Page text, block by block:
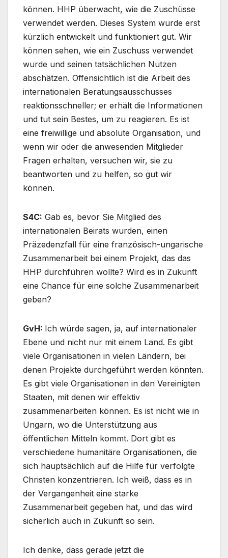
können. HHP überwacht, wie die Zuschüsse
verwendet werden. Dieses System wurde erst
kürzlich entwickelt und funktioniert gut. Wir
können sehen, wie ein Zuschuss verwendet
wurde und seinen tatsächlichen Nutzen
abschätzen. Offensichtlich ist die Arbeit des
internationalen Beratungsausschusses
reaktionsschneller; er erhält die Informationen
und tut sein Bestes, um zu reagieren. Es ist
eine freiwillige und absolute Organisation, und
wenn wir oder die anwesenden Mitglieder
Fragen erhalten, versuchen wir, sie zu
beantworten und zu helfen, so gut wir
können.
S4C: Gab es, bevor Sie Mitglied des
internationalen Beirats wurden, einen
Präzedenzfall für eine französisch-ungarische
Zusammenarbeit bei einem Projekt, das das
HHP durchführen wollte? Wird es in Zukunft
eine Chance für eine solche Zusammenarbeit
geben?
GvH: Ich würde sagen, ja, auf internationaler
Ebene und nicht nur mit einem Land. Es gibt
viele Organisationen in vielen Ländern, bei
denen Projekte durchgeführt werden könnten.
Es gibt viele Organisationen in den Vereinigten
Staaten, mit denen wir effektiv
zusammenarbeiten können. Es ist nicht wie in
Ungarn, wo die Unterstützung aus
öffentlichen Mitteln kommt. Dort gibt es
verschiedene humanitäre Organisationen, die
sich hauptsächlich auf die Hilfe für verfolgte
Christen konzentrieren. Ich weiß, dass es in
der Vergangenheit eine starke
Zusammenarbeit gegeben hat, und das wird
sicherlich auch in Zukunft so sein.
Ich denke, dass gerade jetzt die